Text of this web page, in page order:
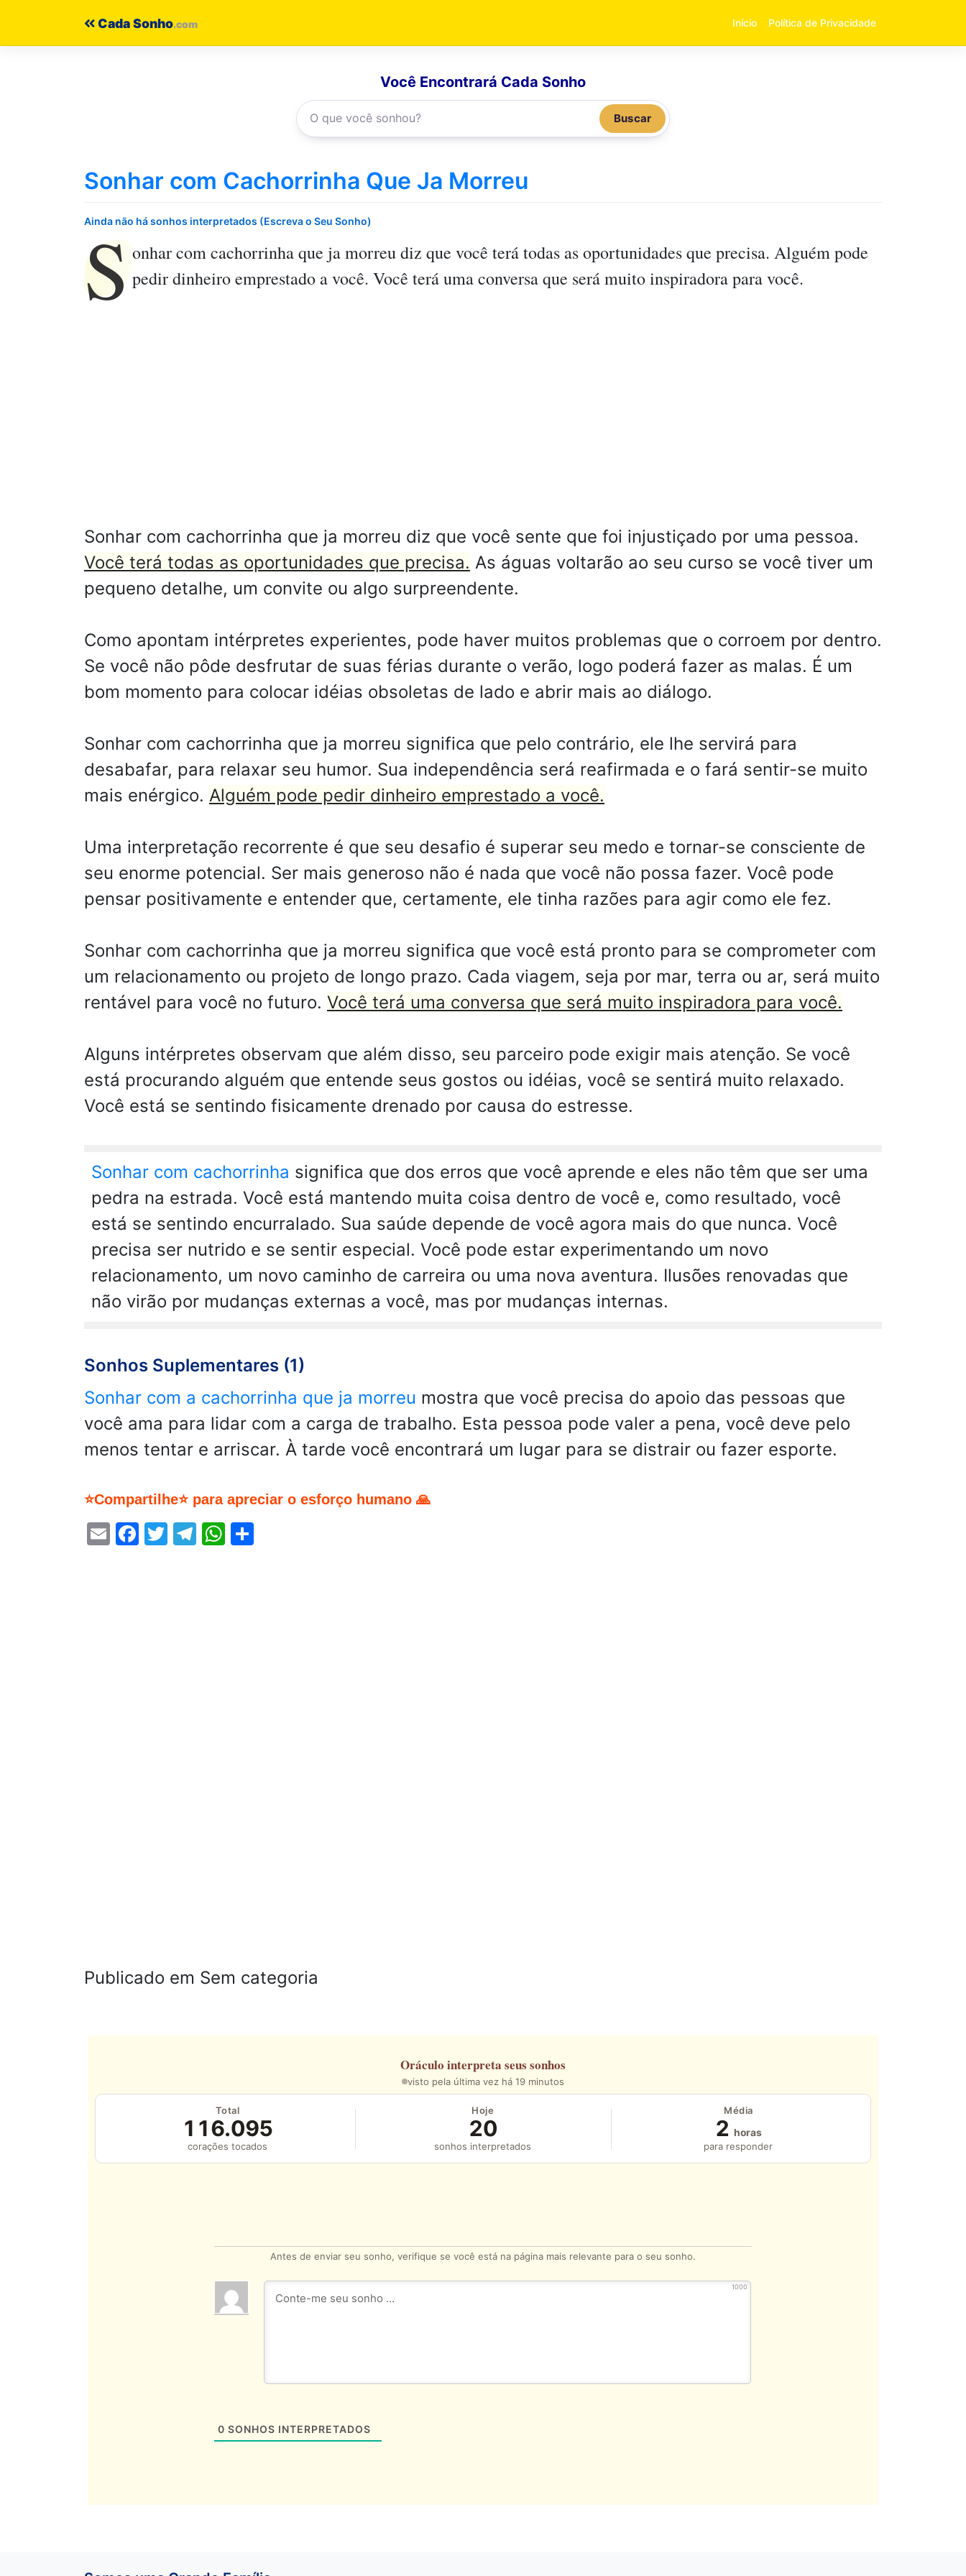
Cada Sonho Início Política de Privacidade
Você Encontrará Cada Sonho
Buscar
Sonhar com Cachorrinha Que Ja Morreu
Ainda não há sonhos interpretados (Escreva o Seu Sonho)
S onhar com cachorrinha que ja morreudiz que você terá todas as oportunidades que precisa. Alguém pode
pedir dinheiro emprestado a você. Você terá uma conversa que será muito inspiradora para você.
Sonhar com cachorrinha que ja morreu diz que você sente que foi injustiçado por uma pessoa.
Você terá todas as oportunidades que precisa. As águas voltarão ao seu curso se você tiver um
pequeno detalhe, um convite ou algo surpreendente.
Como apontam intérpretes experientes, pode haver muitos problemas que o corroem por dentro.
Se você não pôde desfrutar de suas férias durante o verão, logo poderá fazer as malas. É um
bom momento para colocar idéias obsoletas de lado e abrir mais ao diálogo.
Sonhar com cachorrinha que ja morreu significa que pelo contrário, ele lhe servirá para
desabafar, para relaxar seu humor. Sua independência será reafirmada e o fará sentir-se muito
mais enérgico. Alguém pode pedir dinheiro emprestado a você.
Uma interpretação recorrente é que seu desafio é superar seu medo e tornar-se consciente de
seu enorme potencial. Ser mais generoso não é nada que você não possa fazer. Você pode
pensar positivamente e entender que, certamente, ele tinha razões para agir como ele fez.
Sonhar com cachorrinha que ja morreu significa que você está pronto para se comprometer com
um relacionamento ou projeto de longo prazo. Cada viagem, seja por mar, terra ou ar, será muito
rentável para você no futuro. Você terá uma conversa que será muito inspiradora para você.
Alguns intérpretes observam que além disso, seu parceiro pode exigir mais atenção. Se você
está procurando alguém que entende seus gostos ou idéias, você se sentirá muito relaxado.
Você está se sentindo fisicamente drenado por causa do estresse.
Sonhar com cachorrinha significa que dos erros que você aprende e eles não têm que ser uma
pedra na estrada. Você está mantendo muita coisa dentro de você e, como resultado, você
está se sentindo encurralado. Sua saúde depende de você agora mais do que nunca. Você
precisa ser nutrido e se sentir especial. Você pode estar experimentando um novo
relacionamento, um novo caminho de carreira ou uma nova aventura. Ilusões renovadas que
não virão por mudanças externas a você, mas por mudanças internas.
Sonhos Suplementares (1)
Sonhar com a cachorrinha que ja morreu mostra que você precisa do apoio das pessoas que
você ama para lidar com a carga de trabalho. Esta pessoa pode valer a pena, você deve pelo
menos tentar e arriscar. À tarde você encontrará um lugar para se distrair ou fazer esporte.
⭐Compartilhe⭐ para apreciar o esforço humano 🙏
EmailFacebook
Twitter
Telegram
WhatsApp
Publicado em Sem categoria
Oráculo interpreta seus sonhos
visto pela última vez há 19 minutos
Total
116.095
corações tocados
Hoje
20
sonhos interpretados
Média
2 horas
para responder
Antes de enviar seu sonho, verifique se você está na página mais relevante para o seu sonho.
1000
0 SONHOS INTERPRETADOS